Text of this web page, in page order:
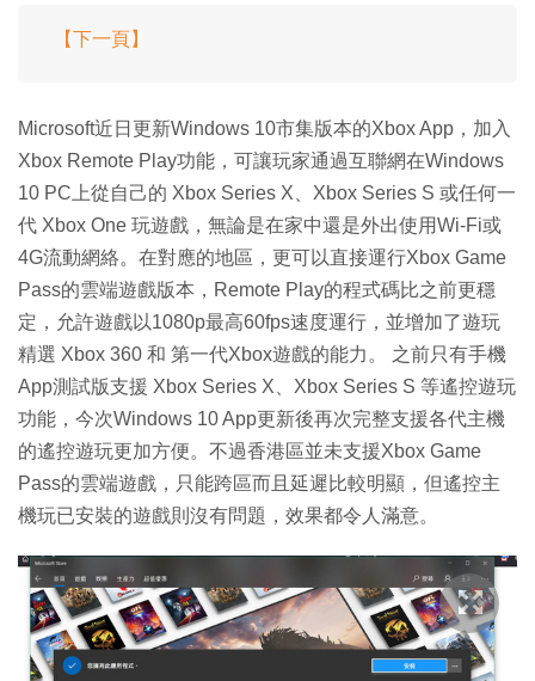
【下一頁】
Microsoft近日更新Windows 10市集版本的Xbox App，加入
Xbox Remote Play功能，可讓玩家通過互聯網在Windows
10 PC上從自己的 Xbox Series X、Xbox Series S 或任何一
代 Xbox One 玩遊戲，無論是在家中還是外出使用Wi-Fi或
4G流動網絡。在對應的地區，更可以直接運行Xbox Game
Pass的雲端遊戲版本，Remote Play的程式碼比之前更穩
定，允許遊戲以1080p最高60fps速度運行，並增加了遊玩
精選 Xbox 360 和 第一代Xbox遊戲的能力。 之前只有手機
App測試版支援 Xbox Series X、Xbox Series S 等遙控遊玩
功能，今次Windows 10 App更新後再次完整支援各代主機
的遙控遊玩更加方便。不過香港區並未支援Xbox Game
Pass的雲端遊戲，只能跨區而且延遲比較明顯，但遙控主
機玩已安裝的遊戲則沒有問題，效果都令人滿意。